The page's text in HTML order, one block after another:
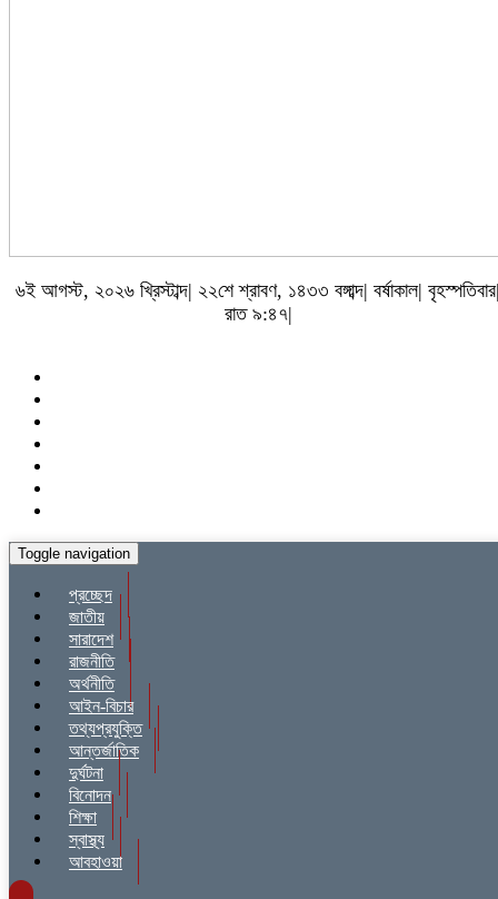
৬ই আগস্ট, ২০২৬ খ্রিস্টাব্দ| ২২শে শ্রাবণ, ১৪৩৩ বঙ্গাব্দ| বর্ষাকাল|
রাত ৯:৪৭|
Toggle navigation
প্রচ্ছেদ
জাতীয়
সারাদেশ
রাজনীতি
অর্থনীতি
আইন-বিচার
তথ্যপ্রযুক্তি
আন্তর্জাতিক
দুর্ঘটনা
বিনোদন
শিক্ষা
স্বাস্থ্য
আবহাওয়া